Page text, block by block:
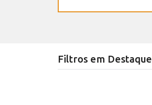
Filtros em Destaque